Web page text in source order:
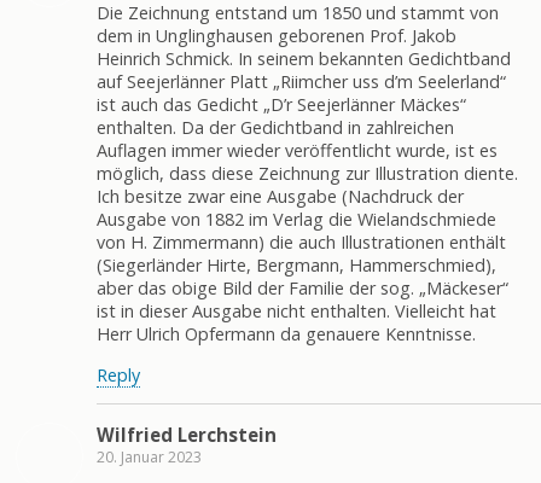
Die Zeichnung entstand um 1850 und stammt von
dem in Unglinghausen geborenen Prof. Jakob
Heinrich Schmick. In seinem bekannten Gedichtband
auf Seejerlänner Platt „Riimcher uss d’m Seelerland“
ist auch das Gedicht „D’r Seejerlänner Mäckes“
enthalten. Da der Gedichtband in zahlreichen
Auflagen immer wieder veröffentlicht wurde, ist es
möglich, dass diese Zeichnung zur Illustration diente.
Ich besitze zwar eine Ausgabe (Nachdruck der
Ausgabe von 1882 im Verlag die Wielandschmiede
von H. Zimmermann) die auch Illustrationen enthält
(Siegerländer Hirte, Bergmann, Hammerschmied),
aber das obige Bild der Familie der sog. „Mäckeser“
ist in dieser Ausgabe nicht enthalten. Vielleicht hat
Herr Ulrich Opfermann da genauere Kenntnisse.
Reply
Wilfried Lerchstein
20. Januar 2023